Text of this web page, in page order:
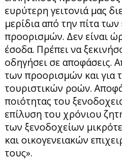
ευρύτερη γειτονιά μας
μερίδια από την πίτα
προορισμών. Δεν είναι
έσοδα. Πρέπει να
οδηγήσει σε αποφάσεις.
των προορισμών και για
τουριστικών ροών.
ποιότητας του
επίλυση του χρόνιου
των ξενοδοχείων
και οικογενειακών
τους».